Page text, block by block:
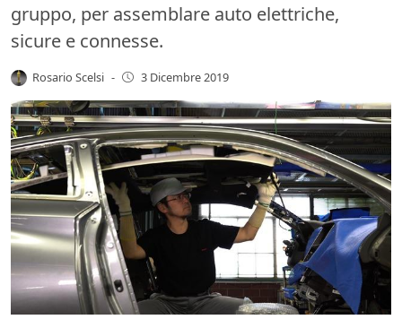
gruppo, per assemblare auto elettriche,
sicure e connesse.
Rosario Scelsi - 3 Dicembre 2019